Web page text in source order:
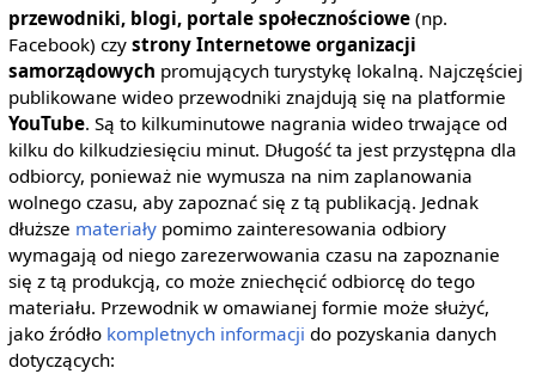
przewodniki, blogi, portale społecznościowe(np.
Facebook) czy strony Internetowe organizacji
samorządowych promujących turystykę lokalną. Najczęściej
publikowane wideo przewodniki znajdują się na platformie
YouTube. Są to kilkuminutowe nagrania wideo trwające od
kilku do kilkudziesięciu minut. Długość ta jest przystępna dla
odbiorcy, ponieważ nie wymusza na nim zaplanowania
wolnego czasu, aby zapoznać się z tą publikacją. Jednak
dłuższe materiałypomimo zainteresowania odbiory
wymagają od niego zarezerwowania czasu na zapoznanie
się z tą produkcją, co może zniechęcić odbiorcę do tego
materiału. Przewodnik w omawianej formie może służyć,
jako źródło kompletnych informacji do pozyskania danych
dotyczących: